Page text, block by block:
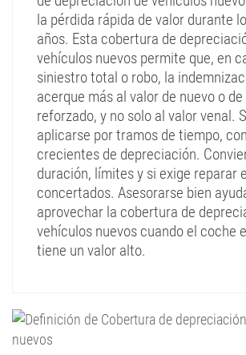
la pérdida rápida de valor durante
años. Esta cobertura de
vehículos nuevos permite que, en
siniestro total o robo, la
acerque más al valor de nuevo o
reforzado, y no solo al valor venal.
aplicarse por tramos de tiempo,
crecientes de depreciación.
duración, límites y si exige reparar
concertados. Asesorarse bien
aprovechar la cobertura de
vehículos nuevos cuando el coche
tiene un valor alto.